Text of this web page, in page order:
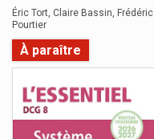
Éric Tort Claire Bassin Frédéric
Pourtier
À paraître